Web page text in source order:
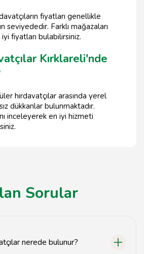
fiyatları genellikle
seviyededir. Farklı mağazaları
fiyatları bulabilirsiniz.
Kırklareli'nde
hırdavatçılar arasında yerel
dükkanlar bulunmaktadır.
inceleyerek en iyi hizmeti
Sorular
nerede bulunur?